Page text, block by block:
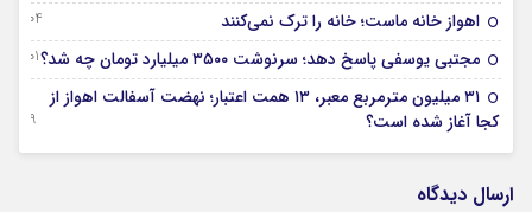
اهواز خانه ماست؛ خانه را ترک نمی‌کنند 04 آگوست 2026
مجتبی یوسفی پاسخ دهد؛ سرنوشت ۳۵۰۰ میلیارد تومان چه شد؟ 01 آگوست 2026
۳۱ میلیون مترمربع معبر، ۱۳ همت اعتبار؛ نهضت آسفالت اهواز از
کجا آغاز شده است؟
29 جولای 2026
ارسال دیدگاه